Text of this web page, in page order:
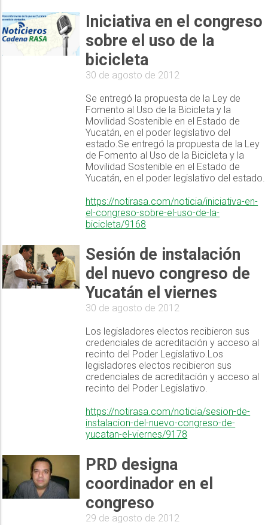
Iniciativa en el congreso
sobre el uso de la
bicicleta
30 de agosto de 2012
Se entregó la propuesta de la Ley de
Fomento al Uso de la Bicicleta y la
Movilidad Sostenible en el Estado de
Yucatán, en el poder legislativo del
estado.Se entregó la propuesta de la Ley
de Fomento al Uso de la Bicicleta y la
Movilidad Sostenible en el Estado de
Yucatán, en el poder legislativo del estado.
https://notirasa.com/noticia/iniciativa-en-
el-congreso-sobre-el-uso-de-la-
bicicleta/9168
Sesión de instalación
del nuevo congreso de
Yucatán el viernes
30 de agosto de 2012
Los legisladores electos recibieron sus
credenciales de acreditación y acceso al
recinto del Poder Legislativo.Los
legisladores electos recibieron sus
credenciales de acreditación y acceso al
recinto del Poder Legislativo.
https://notirasa.com/noticia/sesion-de-
instalacion-del-nuevo-congreso-de-
yucatan-el-viernes/9178
PRD designa
coordinador en el
congreso
29 de agosto de 2012